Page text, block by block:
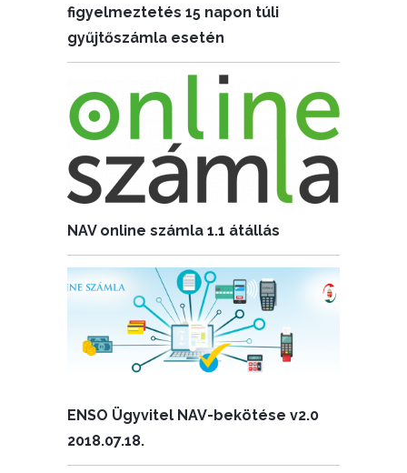
figyelmeztetés 15 napon túli
gyűjtőszámla esetén
NAV online számla 1.1 átállás
ENSO Ügyvitel NAV-bekötése v2.0
2018.07.18.